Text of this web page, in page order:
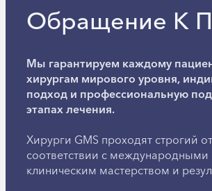
Обращение К
Мы гарантируем каждому
хирургам мирового уровня,
подход и профессиональную
этапах лечения.
Хирурги GMS проходят строгий
соответствии с международными
клиническим мастерством и